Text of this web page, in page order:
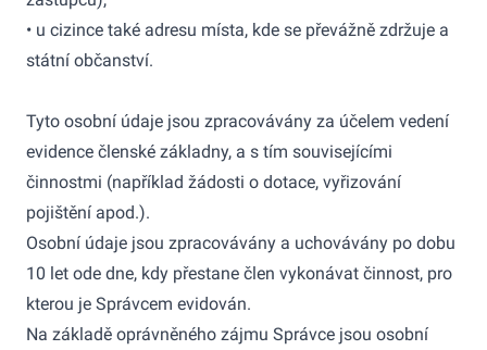
• u cizince také adresu místa, kde se převážně zdržuje a
státní občanství.
Tyto osobní údaje jsou zpracovávány za účelem vedení
evidence členské základny, a s tím souvisejícími
činnostmi (například žádosti o dotace, vyřizování
pojištění apod.).
Osobní údaje jsou zpracovávány a uchovávány po dobu
10 let ode dne, kdy přestane člen vykonávat činnost, pro
kterou je Správcem evidován.
Na základě oprávněného zájmu Správce jsou osobní